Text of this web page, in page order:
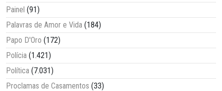
Painel (91)
Palavras de Amor e Vida (184)
Papo D'Oro (172)
Polícia (1.421)
Política (7.031)
Proclamas de Casamentos (33)